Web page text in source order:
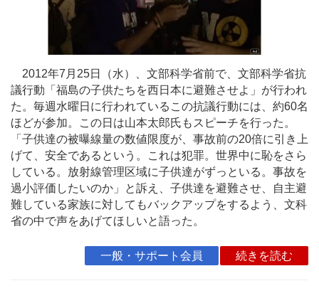
2012年7月25日（水）、文部科学省前で、文部科学省抗
議行動「福島の子供たちを西日本に避難させよ」が行われ
た。毎週水曜日に行われているこの抗議行動には、約60名
ほどが参加。この日は山本太郎氏もスピーチを行った。
「子供達の被曝線量の数値限度が、事故前の20倍に引き上
げて、安全であるという。これは犯罪。世界中に恥をさら
している。放射線管理区域に子供達がずっといる。事故を
過小評価したいのか」と訴え、子供達を避難させ、自主避
難している家族に対してもバックアップをするよう、文科
省の中で声をあげてほしいと語った。
一般・サポート会員 続きを読む